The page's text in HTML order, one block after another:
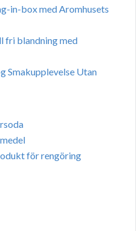
in-box med Aromhusets
fri blandning med
Smakupplevelse Utan
för rengöring